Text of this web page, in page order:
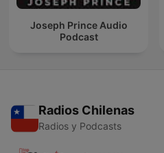
Joseph Prince Audio
Podcast
Radios Chilenas
Radios y Podcasts